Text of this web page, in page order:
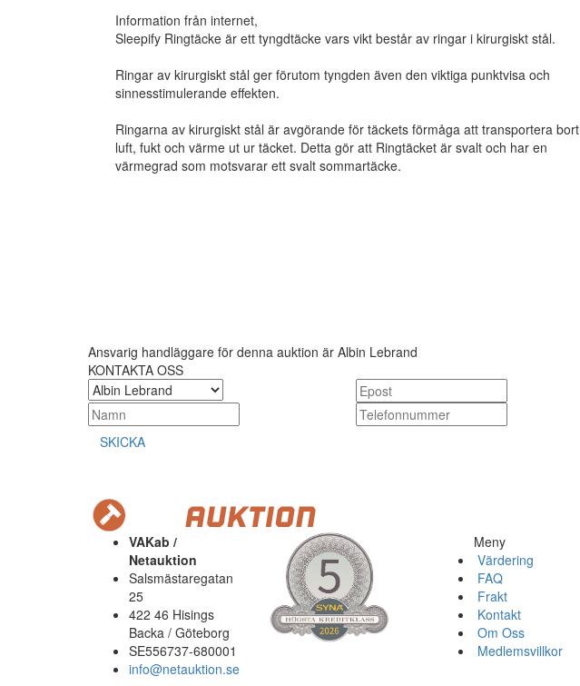
Information från internet,
Sleepify Ringtäcke är ett tyngdtäcke vars vikt består av ringar i kirurgiskt stål.
Ringar av kirurgiskt stål ger förutom tyngden även den viktiga punktvisa och
sinnesstimulerande effekten.
Ringarna av kirurgiskt stål är avgörande för täckets förmåga att transportera bort
luft, fukt och värme ut ur täcket. Detta gör att Ringtäcket är svalt och har en
värmegrad som motsvarar ett svalt sommartäcke.
Ansvarig handläggare för denna auktion är Albin Lebrand
KONTAKTA OSS
SKICKA
VAKab /
Netauktion
Salsmästaregatan
25
422 46 Hisings
Backa / Göteborg
SE556737-680001
info@netauktion.se
Meny
Värdering
FAQ
Frakt
Kontakt
Om Oss
Medlemsvillkor